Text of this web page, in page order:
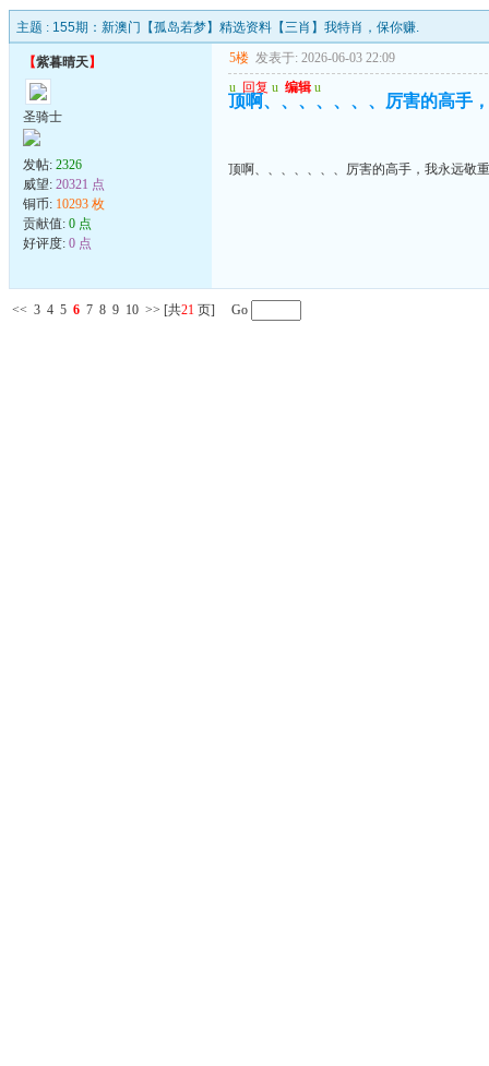
主题 : 155期：新澳门【孤岛若梦】精选资料【三肖】我特肖，保你赚.
【紫暮晴天】
圣骑士
发帖: 2326
威望: 20321 点
铜币: 10293 枚
贡献值: 0 点
好评度: 0 点
5楼 发表于: 2026-06-03 22:09
u 回复 u 编辑 u
顶啊、、、、、、、厉害的高手
顶啊、、、、、、、厉害的高手，我永远敬
<< 3 4 5 6 7 8 9 10 >> [共21 页] Go